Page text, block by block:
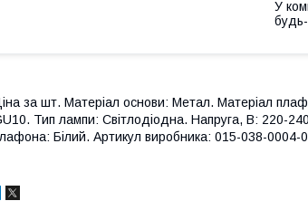
У
за шт. Матеріал основи: Метал. Матеріал
Тип лампи: Світлодіодна. Напруга, В: 220-
Білий. Артикул виробника: 015-038-0004-